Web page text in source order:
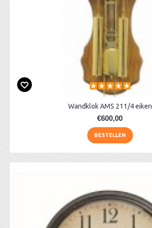
Wandklok AMS 211/4 eiken
€600,00
BESTELLEN